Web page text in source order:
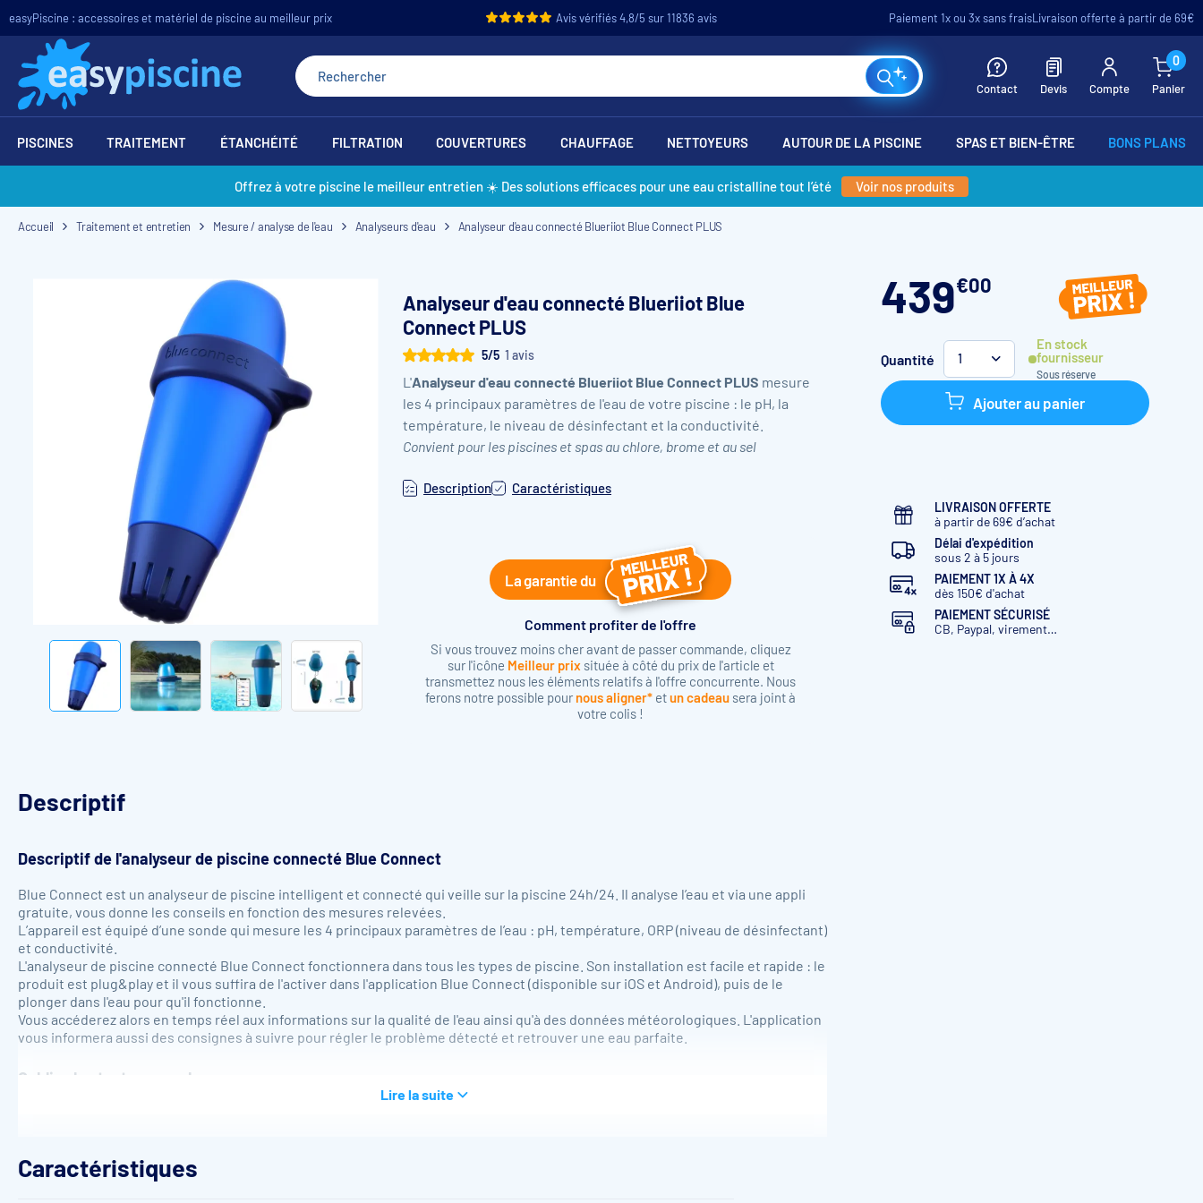
easyPiscine : accessoires et matériel de piscine au meilleur prix Avis vérifiés 4,8/5 sur 11836 avis Paiement 1x ou 3x sans fraisLivraison offerte à partir de 69€
Contact Devis Compte
0
Panier
PISCINES TRAITEMENT ÉTANCHÉITÉ FILTRATION COUVERTURES CHAUFFAGE NETTOYEURS AUTOUR DE LA PISCINE SPAS ET BIEN-ÊTRE BONS PLANS
Offrez à votre piscine le meilleur entretien ☀️ Des solutions efficaces pour une eau cristalline tout l’été Voir nos produits
Accueil Traitement et entretien Mesure / analyse de l'eau Analyseurs d'eau Analyseur d'eau connecté Blueriiot Blue Connect PLUS
Analyseur d'eau connecté Blueriiot Blue
Connect PLUS
5/5 1 avis
L'Analyseur d'eau connecté Blueriiot Blue Connect PLUS mesure
les 4 principaux paramètres de l'eau de votre piscine : le pH, la
température, le niveau de désinfectant et la conductivité.
Convient pour les piscines et spas au chlore, brome et au sel
Description Caractéristiques
La garantie du
Comment profiter de l'offre
Si vous trouvez moins cher avant de passer commande, cliquez
sur l'icône Meilleur prixsituée à côté du prix de l'article et
transmettez nous les éléments relatifs à l'offre concurrente. Nous
ferons notre possible pour nous aligner* etun cadeau sera joint à
votre colis !
439€00
Quantité 1
En stock
fournisseur
Sous réserve
Ajouter au panier
LIVRAISON OFFERTE
à partir de 69€ d’achat
Délai d'expédition
sous 2 à 5 jours
PAIEMENT 1X À 4X
dès 150€ d'achat
PAIEMENT SÉCURISÉ
CB, Paypal, virement…
Descriptif
Descriptif de l'analyseur de piscine connecté Blue Connect
Blue Connect est un analyseur de piscine intelligent et connecté qui veille sur la piscine 24h/24. Il analyse l’eau et via une appli
gratuite, vous donne les conseils en fonction des mesures relevées.
L’appareil est équipé d’une sonde qui mesure les 4 principaux paramètres de l’eau : pH, température, ORP (niveau de désinfectant)
et conductivité.
L'analyseur de piscine connecté Blue Connect fonctionnera dans tous les types de piscine. Son installation est facile et rapide : le
produit est plug&play et il vous suffira de l'activer dans l'application Blue Connect (disponible sur iOS et Android), puis de le
plonger dans l'eau pour qu'il fonctionne.
Vous accéderez alors en temps réel aux informations sur la qualité de l'eau ainsi qu'à des données météorologiques. L'application
vous informera aussi des consignes à suivre pour régler le problème détecté et retrouver une eau parfaite.
Oubliez les tests manuels
Fini les inquiétudes pour l'entretien de votre piscine
Lire la suite
Caractéristiques